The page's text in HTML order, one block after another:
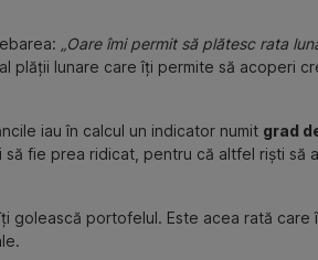
„Oare îmi permit să plătesc rata
lunare care îți permite să acoperi
iau în calcul un indicator numit grad
fie prea ridicat, pentru că altfel riști să
golească portofelul. Este acea rată